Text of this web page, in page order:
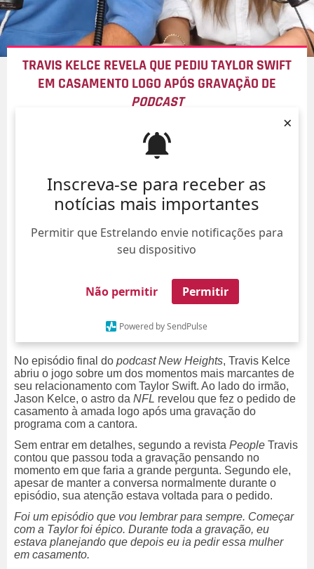
Inscreva-se para receber as
notícias mais importantes
Permitir que Estrelando envie notificações para
seu dispositivo
Não permitir Permitir
Powered by SendPulse
×
TRAVIS KELCE REVELA QUE PEDIU TAYLOR SWIFT
EM CASAMENTO LOGO APÓS GRAVAÇÃO DE
PODCAST
No episódio final do podcast New Heights, Travis Kelce
abriu o jogo sobre um dos momentos mais marcantes de
seu relacionamento com Taylor Swift. Ao lado do irmão,
Jason Kelce, o astro da NFL revelou que fez o pedido de
casamento à amada logo após uma gravação do
programa com a cantora.
Sem entrar em detalhes, segundo a revista People Travis
contou que passou toda a gravação pensando no
momento em que faria a grande pergunta. Segundo ele,
apesar de manter a conversa normalmente durante o
episódio, sua atenção estava voltada para o pedido.
Foi um episódio que vou lembrar para sempre. Começar
com a Taylor foi épico. Durante toda a gravação, eu
estava planejando que depois eu ia pedir essa mulher
em casamento.